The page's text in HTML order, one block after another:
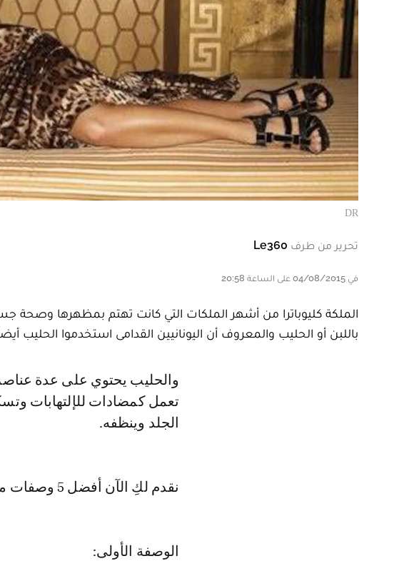
DR
تحرير من طرف Le360
في 04/08/2015 على الساعة 20:58
الملكة كليوباترا من أشهر الملكات التي كانت تهتم بمظهرها وصحة
باللبن أو الحليب والمعروف أن اليونانيين القدامى استخدموا الحليب
والحليب يحتوي على عدة عناصر غذائية وفيتامينات تفيد صحة البشرة كما أنها
تعمل كمضادات للإلتهابات
الجلد وينظفه.
نقدم لكِ الآن أفضل 5 وصفات من الملكة كليوباترا لتفتيح وترطيب بشرتك طبيعياً.
الوصفة الأولى: